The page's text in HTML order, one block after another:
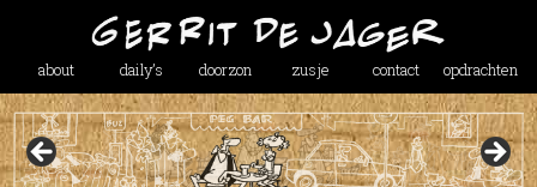
about daily’s doorzon zusje contact opdrachten